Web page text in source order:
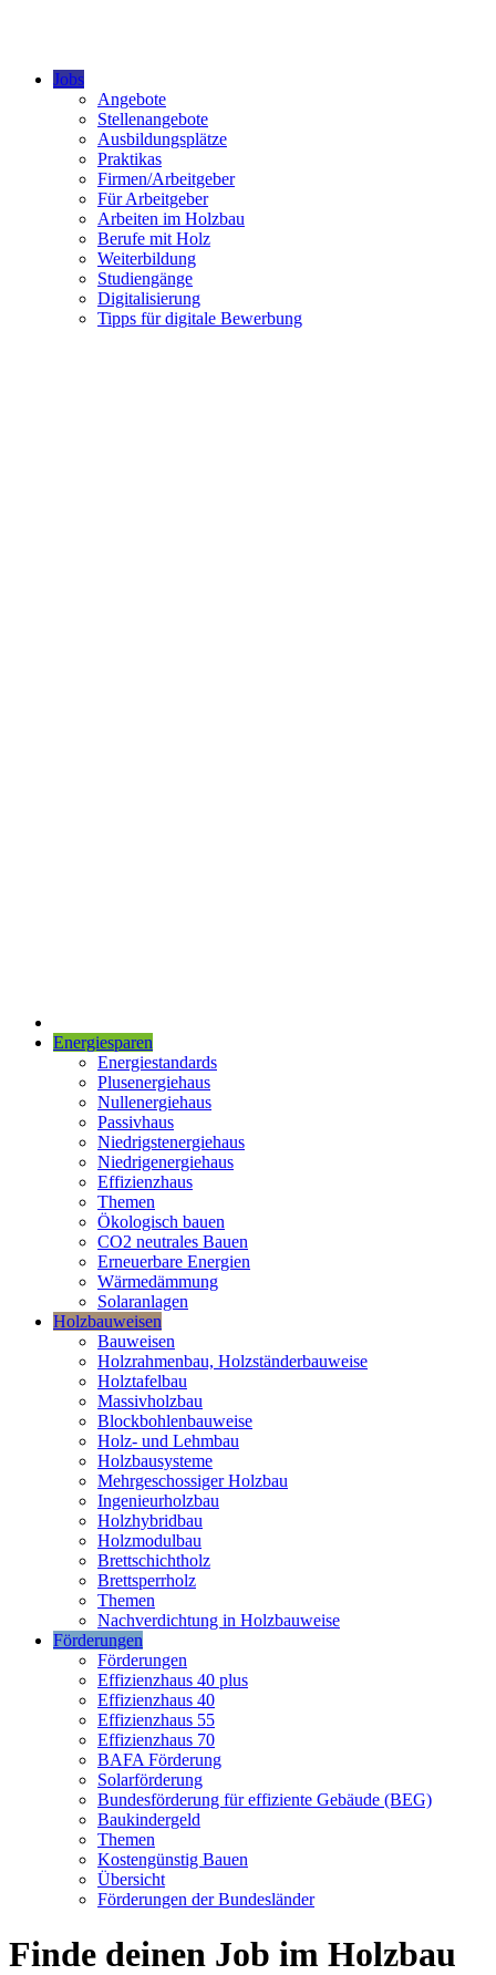
Jobs
Angebote
Stellenangebote
Ausbildungsplätze
Praktikas
Firmen/Arbeitgeber
Für Arbeitgeber
Arbeiten im Holzbau
Berufe mit Holz
Weiterbildung
Studiengänge
Digitalisierung
Tipps für digitale Bewerbung
Energiesparen
Energiestandards
Plusenergiehaus
Nullenergiehaus
Passivhaus
Niedrigstenergiehaus
Niedrigenergiehaus
Effizienzhaus
Themen
Ökologisch bauen
CO2 neutrales Bauen
Erneuerbare Energien
Wärmedämmung
Solaranlagen
Holzbauweisen
Bauweisen
Holzrahmenbau, Holzständerbauweise
Holztafelbau
Massivholzbau
Blockbohlenbauweise
Holz- und Lehmbau
Holzbausysteme
Mehrgeschossiger Holzbau
Ingenieurholzbau
Holzhybridbau
Holzmodulbau
Brettschichtholz
Brettsperrholz
Themen
Nachverdichtung in Holzbauweise
Förderungen
Förderungen
Effizienzhaus 40 plus
Effizienzhaus 40
Effizienzhaus 55
Effizienzhaus 70
BAFA Förderung
Solarförderung
Bundesförderung für effiziente Gebäude (BEG)
Baukindergeld
Themen
Kostengünstig Bauen
Übersicht
Förderungen der Bundesländer
Finde deinen Job im Holzbau